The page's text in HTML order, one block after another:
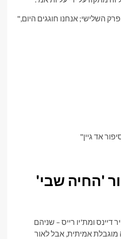
השלישי; אנחנו חוגגים היום,"
אד גיין"
'החיה שבי'
דיינס ומת'יו רייס – שניהם
מוגבלת אמיתית, אבל לאור